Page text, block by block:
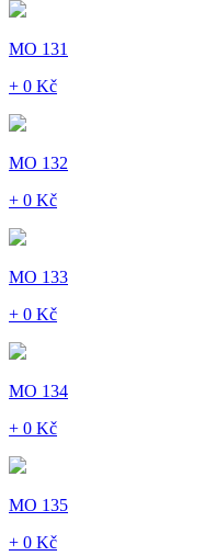
MO 131
+ 0 Kč
MO 132
+ 0 Kč
MO 133
+ 0 Kč
MO 134
+ 0 Kč
MO 135
+ 0 Kč